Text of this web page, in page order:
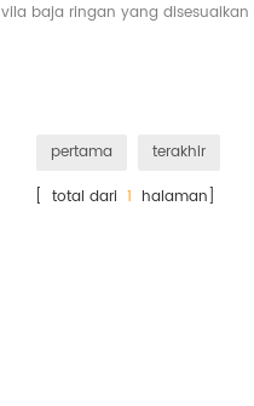
vila baja ringan yang disesuaikan
pertama
terakhir
[ total dari 1 halaman]